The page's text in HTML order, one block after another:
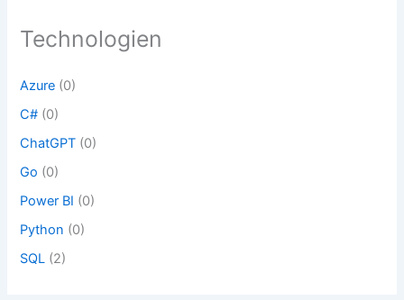
t
k
Technologien
Azure (0)
C# (0)
ChatGPT (0)
Go (0)
Power BI (0)
Python (0)
SQL (2)